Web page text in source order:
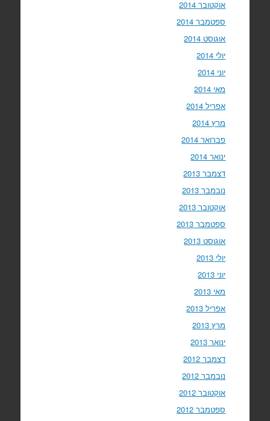
אוקטובר 2014
ספטמבר 2014
אוגוסט 2014
יולי 2014
יוני 2014
מאי 2014
אפריל 2014
מרץ 2014
פברואר 2014
ינואר 2014
דצמבר 2013
נובמבר 2013
אוקטובר 2013
ספטמבר 2013
אוגוסט 2013
יולי 2013
יוני 2013
מאי 2013
אפריל 2013
מרץ 2013
ינואר 2013
דצמבר 2012
נובמבר 2012
אוקטובר 2012
ספטמבר 2012